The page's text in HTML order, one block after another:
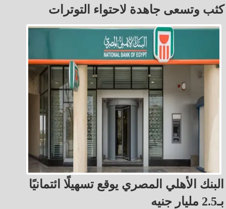
كثب وتسعى جاهدة لاحتواء التوترات
البنك الأهلي المصري يوقع تسهيلًا ائتمانيًا
بـ2.5 مليار جنيه